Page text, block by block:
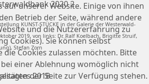
KUNST-STÜCKE in der Galerie der Westerwald-
2019, von links: Dr. Ralf Koelbach, Brigitte Struif,
Stefan Zorn
auf unserer Website. Einige von ihnen
Betrieb der Seite, während andere
und die Nutzererfahrung zu
Cookies). Sie können selbst
die Cookies zulassen möchten. Bitte
bei einer Ablehnung womöglich nicht
der Seite zur Verfügung stehen.